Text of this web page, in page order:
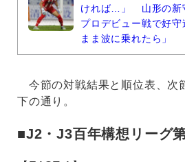
ければ…」 山形の新
プロデビュー戦で好
まま波に乗れたら」
今節の対戦結果と順位表、次
下の通り。
■J2・J3百年構想リーグ